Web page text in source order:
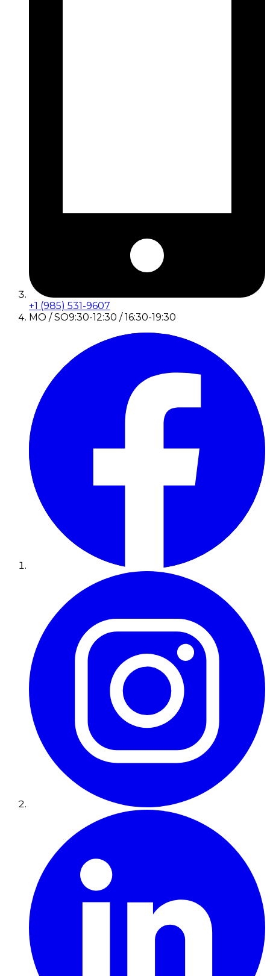
+1 (985) 531-9607
MO / SO9:30-12:30 / 16:30-19:30